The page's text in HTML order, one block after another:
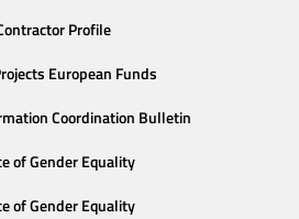
Profile
European Funds
Coordination Bulletin
of Gender Equality
of Gender Equality